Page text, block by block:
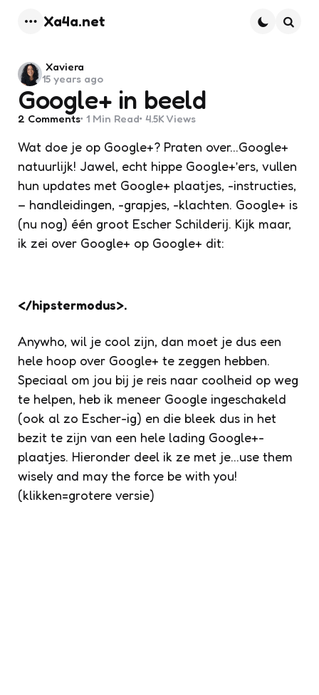
Xa4a.net
Google+ in beeld
Posted
by
Xaviera
15 years ago
2 Comments 1 Min Read 4.5K Views
Wat doe je op Google+? Praten over…Google+
natuurlijk! Jawel, echt hippe Google+’ers, vullen
hun updates met Google+ plaatjes, -instructies,
– handleidingen, -grapjes, -klachten. Google+ is
(nu nog) één groot Escher Schilderij. Kijk maar,
ik zei over Google+ op Google+ dit:
</hipstermodus>.
Anywho, wil je cool zijn, dan moet je dus een
hele hoop over Google+ te zeggen hebben.
Speciaal om jou bij je reis naar coolheid op weg
te helpen, heb ik meneer Google ingeschakeld
(ook al zo Escher-ig) en die bleek dus in het
bezit te zijn van een hele lading Google+-
plaatjes. Hieronder deel ik ze met je…use them
wisely and may the force be with you!
(klikken=grotere versie)